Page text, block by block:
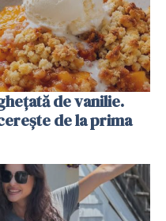
de vanilie.
de la prima